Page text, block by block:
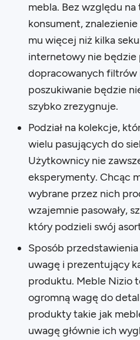
mebla. Bez względu
konsument,
mu więcej niż kilka
internetowy nie będzie
dopracowanych filtrów
poszukiwanie będzie
szybko zrezygnuje.
Podział na kolekcje,
wielu pasujących do
Użytkownicy nie
eksperymenty. Chcąc
wybrane przez nich
wzajemnie pasowały,
który podzieli swój
Sposób
uwagę i prezentujący
produktu. Meble Nizio
ogromną wagę do
produkty takie jak
uwagę głównie ich